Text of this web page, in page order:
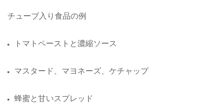
チューブ入り食品の例
トマトペーストと濃縮ソース
マスタード、マヨネーズ、ケチャップ
蜂蜜と甘いスプレッド